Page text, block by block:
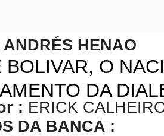
HENAO
BOLIVAR, O
DA
: ERICK
DA BANCA :